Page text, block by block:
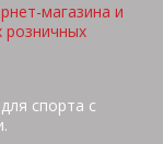
магазина и
розничных
спорта с